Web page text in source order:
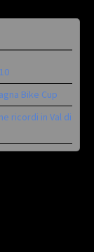
Bike Cup
ricordi in Val di